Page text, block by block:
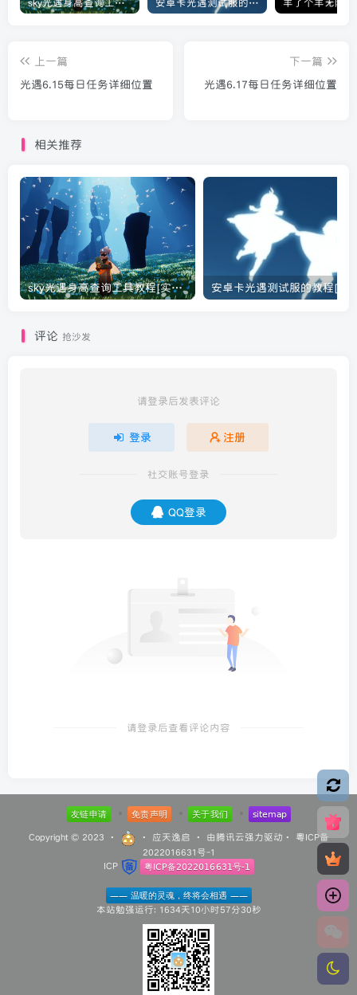
sky光遇身高查询工具教程[实用工具] 安卓卡光遇测试服的教程[光遇]
上一篇
光遇6.15每日任务详细位置
下一篇
光遇6.17每日任务详细位置
相关推荐
sky光遇身高查询工具教程[实用工具] 安卓卡光遇测试服的教程[光
评论 抢沙发
请登录后发表评论
登录 注册
社交账号登录
QQ登录
请登录后查看评论内容
Copyright © 2023 · · 应天逸启 · 由 腾讯云强力驱动· 粤ICP备
2022016631号-1
ICP
本站勉强运行: 1634天10小时57分31秒